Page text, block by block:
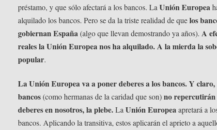
préstamo, y que sólo afectará a los bancos. LaUnión Europea
alquilado los bancos. Pero se da la triste realidad de quelos
gobiernan España(algo que llevan demostrando ya años). A
reales la Unión Europea nos ha alquilado. A la mierda la
popular.
La Unión Europea va a poner deberes a los bancos. Y claro,
bancos(como hermanas de la caridad que son)no repercutirán
deberes en nosotros, la plebe.LaUnión Europeaapretará a
bancos. Aplicando la transitiva, estos aplicarán el aprieto a